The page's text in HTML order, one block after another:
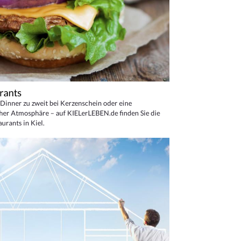
zu zweit bei Kerzenschein oder eine
Atmosphäre – auf KIELerLEBEN.de finden Sie die
in Kiel.